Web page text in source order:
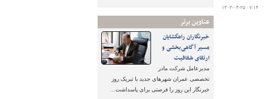
عناوین برتر
خبرنگاران راهگشایان
مسیر آگاهی‌بخشی و
ارتقای شفافیت
مدیرعامل شرکت مادر
تخصصی عمران شهرهای جدید با تبریک روز
خبرنگار این روز را فرصتی برای پاسداشت…
۱۴۰۳-۰۳-۲۵ ۰۷:۱۴